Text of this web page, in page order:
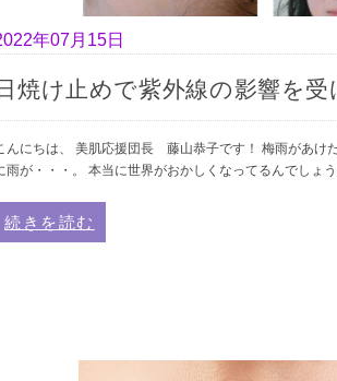
年07月15日
焼け止めで紫外線の影響を受
んにちは、 美肌応援団長 藤山恭子です！ 梅雨があけ
雨が・・・。 本当に世界がおかしくなってるんでしょ
続きを読む